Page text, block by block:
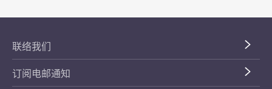
联络我们
订阅电邮通知